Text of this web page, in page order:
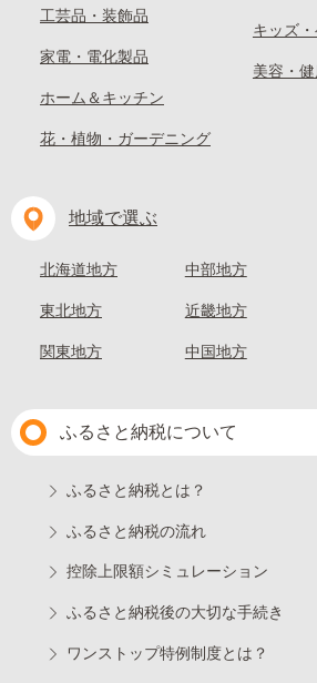
工芸品・装飾品
家電・電化製品
ホーム＆キッチン
花・植物・ガーデニング
キッズ
美容・
地域で選ぶ
北海道地方
東北地方
関東地方
中部地方
近畿地方
中国地方
ふるさと納税について
ふるさと納税とは？
ふるさと納税の流れ
控除上限額シミュレーション
ふるさと納税後の大切な手続き
ワンストップ特例制度とは？